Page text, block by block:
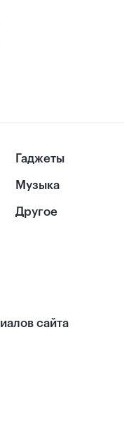
Гаджеты
Музыка
Другое
сайта